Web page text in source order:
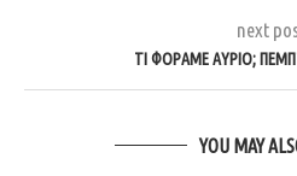
next
ΤΙ ΦΟΡΆΜΕ ΑΎΡΙΟ;
YOU MAY